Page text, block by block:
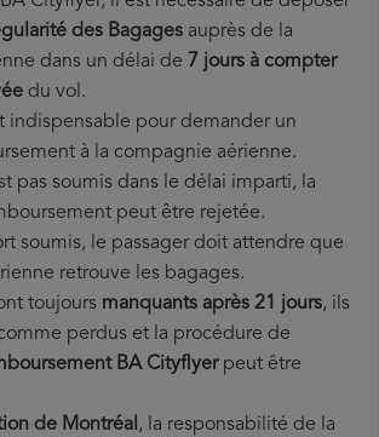
des Bagages auprès de la
dans un délai de 7 jours à compter
du vol.
indispensable pour demander un
à la compagnie aérienne.
pas soumis dans le délai imparti, la
peut être rejetée.
soumis, le passager doit attendre que
retrouve les bagages.
toujours manquants après 21 jours, ils
perdus et la procédure de
BA Cityflyerpeut être
de Montréal, la responsabilité de la